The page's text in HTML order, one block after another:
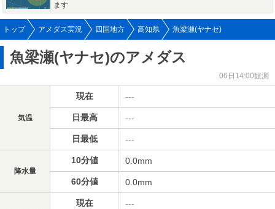
ます
トップ アメダス実況 四国地方 高知県 魚梁瀬(ヤナセ)
魚梁瀬(ヤナセ)のアメダス
06日14:00観測
気温
現在 ---
日最高 ---
日最低 ---
降水量
10分値 0.0mm
60分値 0.0mm
現在 ---